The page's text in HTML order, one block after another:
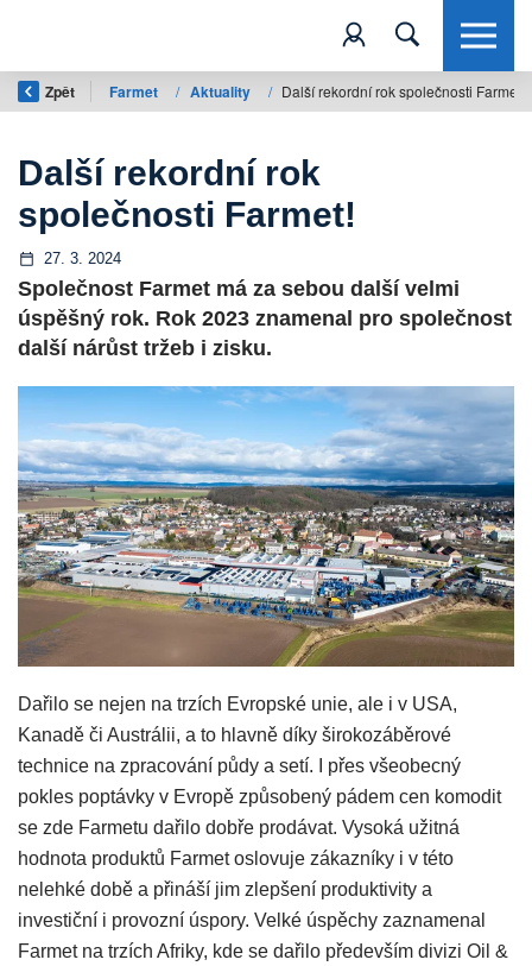
Zpět Farmet / Aktuality / Další rekordní rok společnosti Farmet!
Další rekordní rok
společnosti Farmet!
27. 3. 2024
Společnost Farmet má za sebou další velmi
úspěšný rok. Rok 2023 znamenal pro společnost
další nárůst tržeb i zisku.
Dařilo se nejen na trzích Evropské unie, ale i v USA,
Kanadě či Austrálii, a to hlavně díky širokozáběrové
technice na zpracování půdy a setí. I přes všeobecný
pokles poptávky v Evropě způsobený pádem cen komodit
se zde Farmetu dařilo dobře prodávat. Vysoká užitná
hodnota produktů Farmet oslovuje zákazníky i v této
nelehké době a přináší jim zlepšení produktivity a
investiční i provozní úspory. Velké úspěchy zaznamenal
Farmet na trzích Afriky, kde se dařilo především divizi Oil &